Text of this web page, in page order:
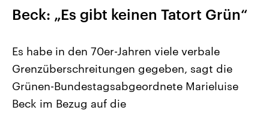
Beck: „Es gibt keinen Tatort Grün“
Es habe in den 70er-Jahren viele verbale
Grenzüberschreitungen gegeben, sagt die
Grünen-Bundestagsabgeordnete Marieluise
Beck im Bezug auf die